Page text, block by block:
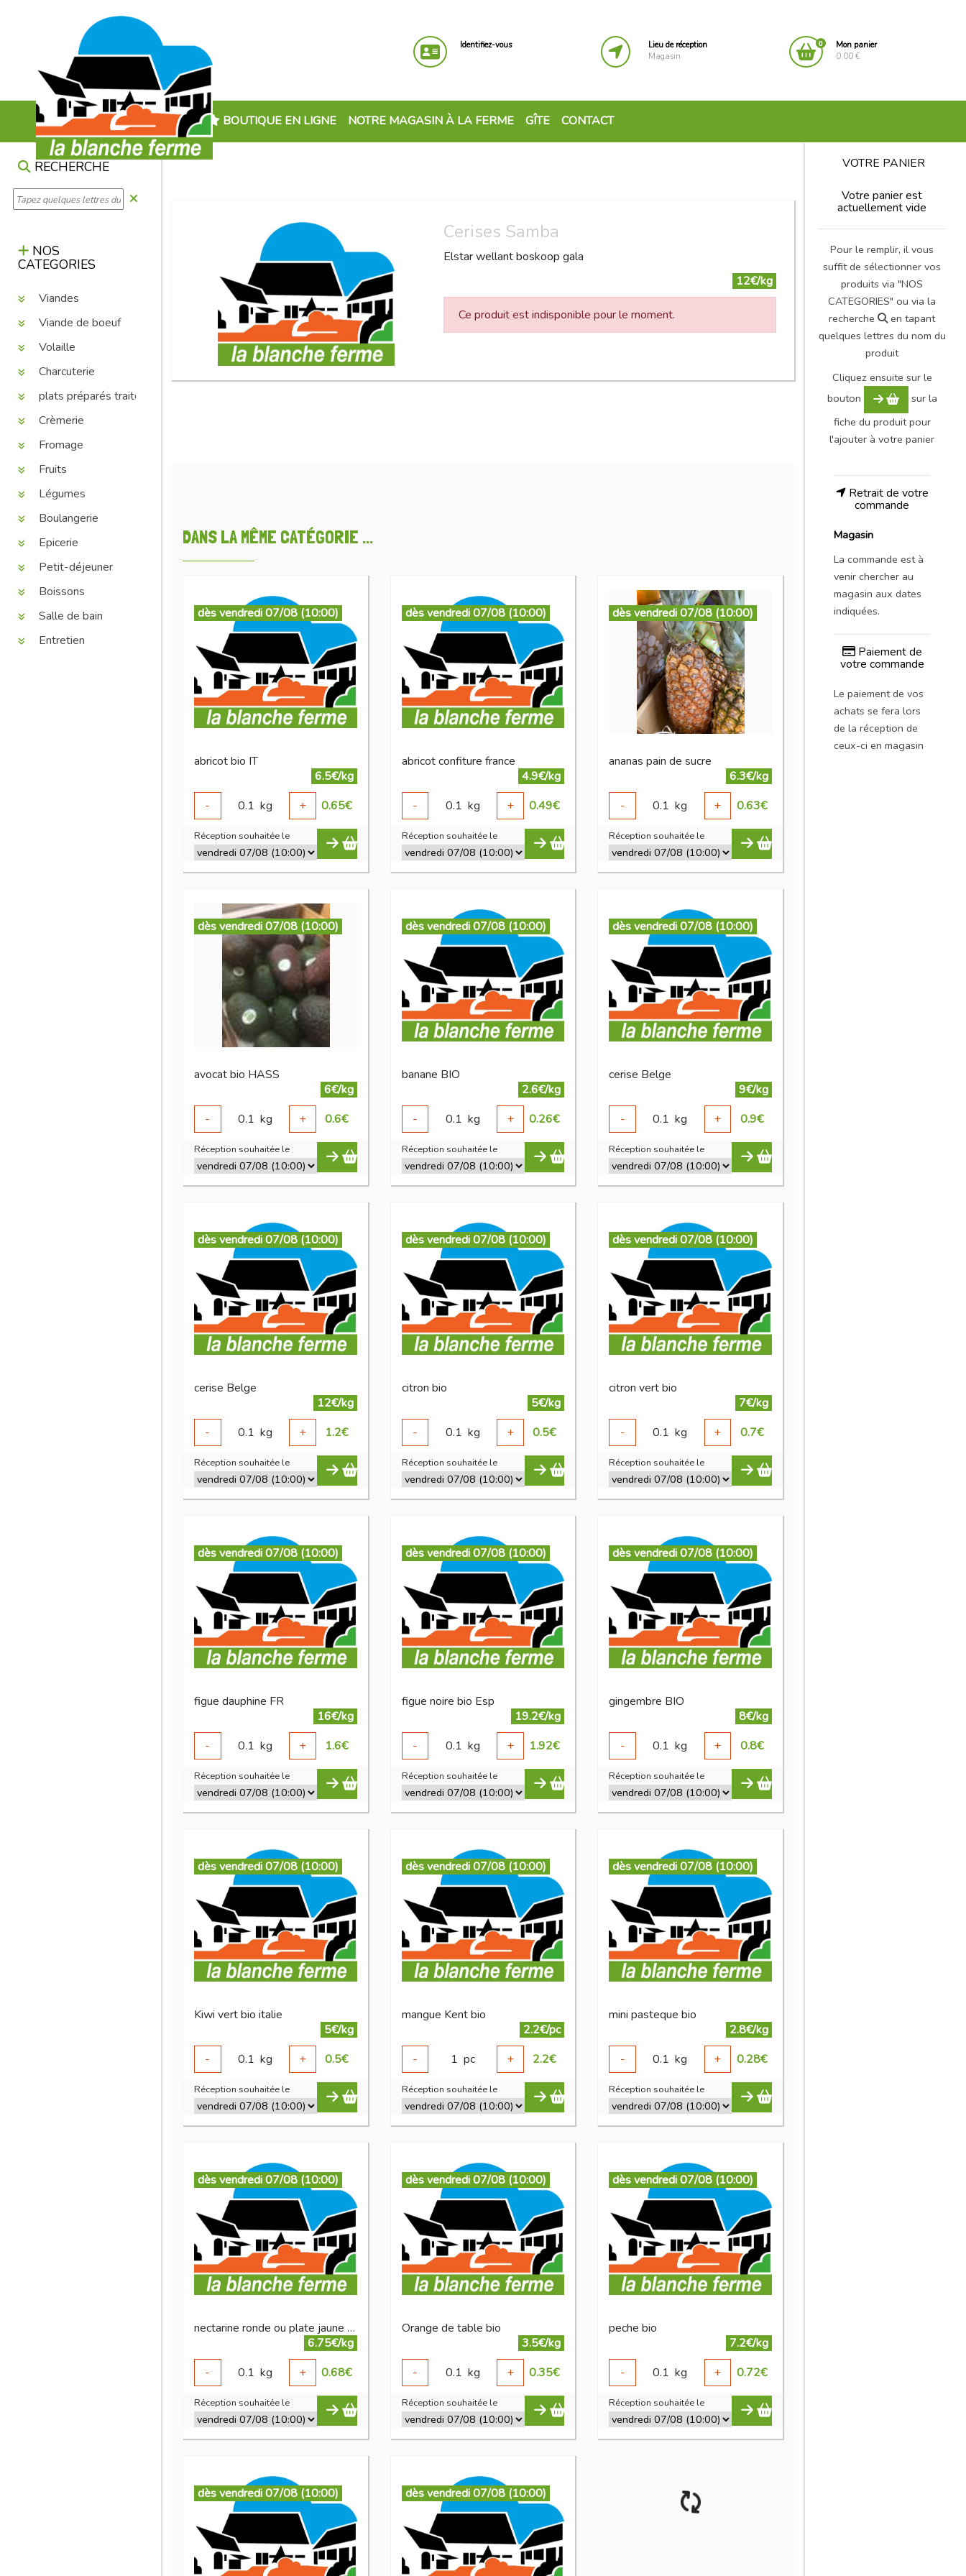
Identifiez-vous
Lieu de réception
Magasin
0
Mon panier
0.00 €
BOUTIQUE EN LIGNE NOTRE MAGASIN À LA FERME GÎTE CONTACT
RECHERCHE
NOS
CATEGORIES
Viandes
Viande de boeuf
Volaille
Charcuterie
plats préparés traiteur
Crèmerie
Fromage
Fruits
Légumes
Boulangerie
Epicerie
Petit-déjeuner
Boissons
Salle de bain
Entretien
Cerises Samba
Elstar wellant boskoop gala
12€/kg
Ce produit est indisponible pour le moment.
DANS LA MÊME CATÉGORIE ...
dès vendredi 07/08 (10:00)
abricot bio IT
6.5€/kg
-
0.1 kg + 0.65€
Réception souhaitée le
dès vendredi 07/08 (10:00)
abricot confiture france
4.9€/kg
-
0.1 kg + 0.49€
Réception souhaitée le
dès vendredi 07/08 (10:00)
ananas pain de sucre
6.3€/kg
-
0.1 kg + 0.63€
Réception souhaitée le
dès vendredi 07/08 (10:00)
avocat bio HASS
6€/kg
-
0.1 kg + 0.6€
Réception souhaitée le
dès vendredi 07/08 (10:00)
banane BIO
2.6€/kg
-
0.1 kg + 0.26€
Réception souhaitée le
dès vendredi 07/08 (10:00)
cerise Belge
9€/kg
-
0.1 kg + 0.9€
Réception souhaitée le
dès vendredi 07/08 (10:00)
cerise Belge
12€/kg
-
0.1 kg + 1.2€
Réception souhaitée le
dès vendredi 07/08 (10:00)
citron bio
5€/kg
-
0.1 kg + 0.5€
Réception souhaitée le
dès vendredi 07/08 (10:00)
citron vert bio
7€/kg
-
0.1 kg + 0.7€
Réception souhaitée le
dès vendredi 07/08 (10:00)
figue dauphine FR
16€/kg
-
0.1 kg + 1.6€
Réception souhaitée le
dès vendredi 07/08 (10:00)
figue noire bio Esp
19.2€/kg
-
0.1 kg + 1.92€
Réception souhaitée le
dès vendredi 07/08 (10:00)
gingembre BIO
8€/kg
-
0.1 kg + 0.8€
Réception souhaitée le
dès vendredi 07/08 (10:00)
Kiwi vert bio italie
5€/kg
-
0.1 kg + 0.5€
Réception souhaitée le
dès vendredi 07/08 (10:00)
mangue Kent bio
2.2€/pc
-
1 pc + 2.2€
Réception souhaitée le
dès vendredi 07/08 (10:00)
mini pasteque bio
2.8€/kg
-
0.1 kg + 0.28€
Réception souhaitée le
dès vendredi 07/08 (10:00)
nectarine ronde ou plate jaune bio
6.75€/kg
-
0.1 kg + 0.68€
Réception souhaitée le
dès vendredi 07/08 (10:00)
Orange de table bio
3.5€/kg
-
0.1 kg + 0.35€
Réception souhaitée le
dès vendredi 07/08 (10:00)
peche bio
7.2€/kg
-
0.1 kg + 0.72€
Réception souhaitée le
dès vendredi 07/08 (10:00) dès vendredi 07/08 (10:00)
VOTRE PANIER
Votre panier est
actuellement vide
Pour le remplir, il vous
suffit de sélectionner vos
produits via "NOS
CATEGORIES" ou via la
recherche
en tapant
quelques lettres du nom du
produit
Cliquez ensuite sur le
bouton
sur la
fiche du produit pour
l'ajouter à votre panier
Retrait de votre
commande
Magasin
La commande est à
venir chercher au
magasin aux dates
indiquées.
Paiement de
votre commande
Le paiement de vos
achats se fera lors
de la réception de
ceux-ci en magasin